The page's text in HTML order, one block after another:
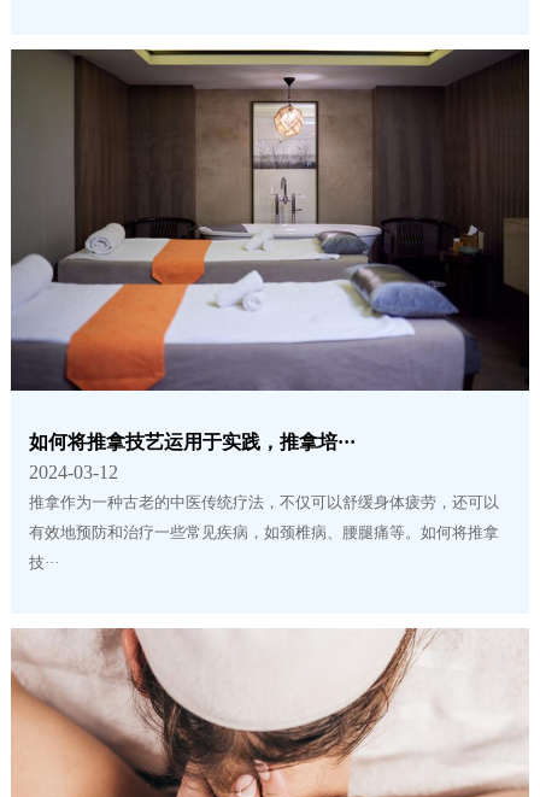
如何将推拿技艺运用于实践，推拿培···
2024-03-12
推拿作为一种古老的中医传统疗法，不仅可以舒缓身体疲劳，还可以
有效地预防和治疗一些常见疾病，如颈椎病、腰腿痛等。如何将推拿
技···